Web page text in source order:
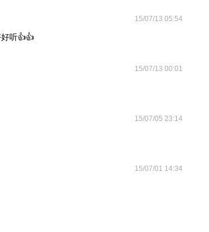
15/07/13 05:54
听👍👍
15/07/13 00:01
15/07/05 23:14
15/07/01 14:34